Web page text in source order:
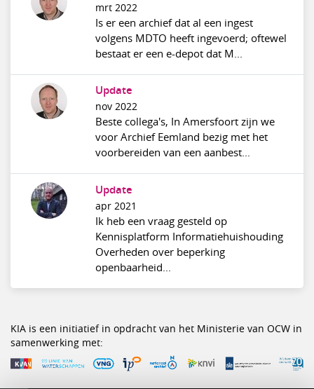
mrt 2022
Is er een archief dat al een ingest
volgens MDTO heeft ingevoerd; oftewel
bestaat er een e-depot dat M...
Update
nov 2022
Beste collega's, In Amersfoort zijn we
voor Archief Eemland bezig met het
voorbereiden van een aanbest...
Update
apr 2021
Ik heb een vraag gesteld op
Kennisplatform Informatiehuishouding
Overheden over beperking
openbaarheid...
KIA is een initiatief in opdracht van het Ministerie van OCW in
samenwerking met: